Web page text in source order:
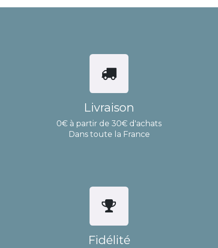
Livraison
0€ à partir de 30€ d'achats
Dans toute la France
Fidélité